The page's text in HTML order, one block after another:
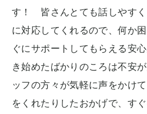
す！ 皆さんとても話しやす
に対応してくれるので、何か
ぐにサポートしてもらえる安
き始めたばかりのころは不安
ッフの方々が気軽に声をかけ
をくれたりしたおかげで、す